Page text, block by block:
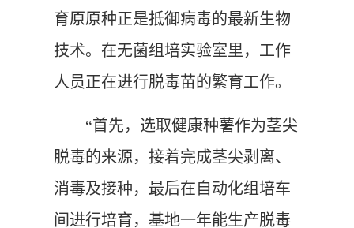
育原原种正是抵御病毒的最新生物
技术。在无菌组培实验室里，工作
人员正在进行脱毒苗的繁育工作。
“首先，选取健康种薯作为茎尖
脱毒的来源，接着完成茎尖剥离、
消毒及接种，最后在自动化组培车
间进行培育，基地一年能生产脱毒